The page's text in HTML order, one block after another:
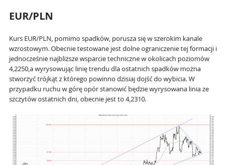
EUR/PLN
Kurs EUR/PLN, pomimo spadków, porusza się w szerokim kanale
wzrostowym. Obecnie testowane jest dolne ograniczenie tej formacji i
jednocześnie najbliższe wsparcie techniczne w okolicach poziomów
4,2250,a wyrysowując linię trendu dla ostatnich spadków można
stworzyć trójkąt z którego powinno dzisiaj dojść do wybicia. W
przypadku ruchu w górę opór stanowić będzie wyrysowana linia ze
szczytów ostatnich dni, obecnie jest to 4,2310.